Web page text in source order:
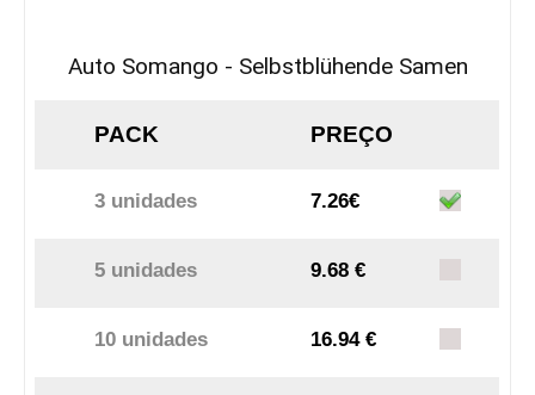
Auto Somango - Selbstblühende Samen
PACK PREÇO
3 unidades 7.26€
5 unidades 9.68 €
10 unidades 16.94 €